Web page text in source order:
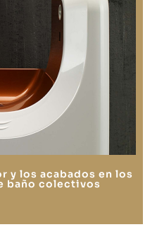
y los acabados en los
baño colectivos